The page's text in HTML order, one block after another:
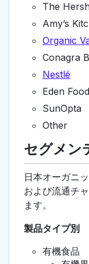
The
Amy’s
Organic
Conagra
Nestlé
Eden
SunOpta
Other
セグメン
日本オーガニ
および流通チ
ます。
製品タイプ別
有機食品